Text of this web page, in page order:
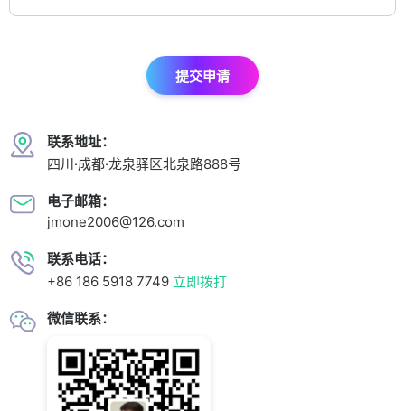
联系地址：
四川·成都·龙泉驿区北泉路888号
电子邮箱：
jmone2006@126.com
联系电话：
+86 186 5918 7749 立即拨打
微信联系：
提交申请